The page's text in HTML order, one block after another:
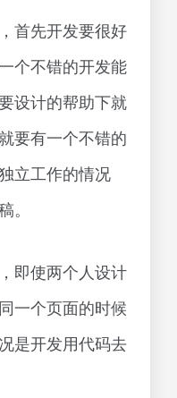
首先开发要很好
个不错的开发能
设计的帮助下就
要有一个不错的
立工作的情况
。
即使两个人设计
一个页面的时候
是开发用代码去